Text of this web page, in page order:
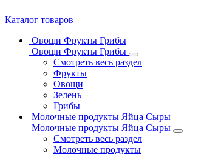
Каталог товаров
Овощи Фрукты Грибы
Овощи Фрукты Грибы
Смотреть весь раздел
Фрукты
Овощи
Зелень
Грибы
Молочные продукты Яйца Сыры
Молочные продукты Яйца Сыры
Смотреть весь раздел
Молочные продукты